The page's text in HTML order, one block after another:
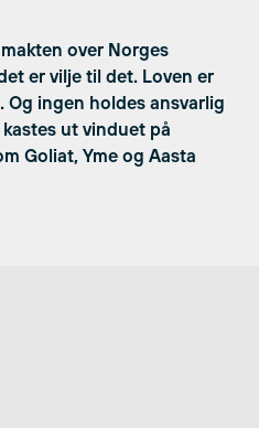
over Norges
er vilje til det. Loven er
Og ingen holdes ansvarlig
ut vinduet på
Goliat, Yme og Aasta